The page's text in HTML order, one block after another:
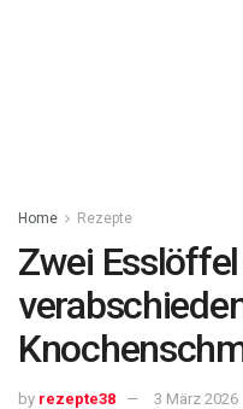
Home Rezepte
Zwei
by rezepte38 3 März 2026